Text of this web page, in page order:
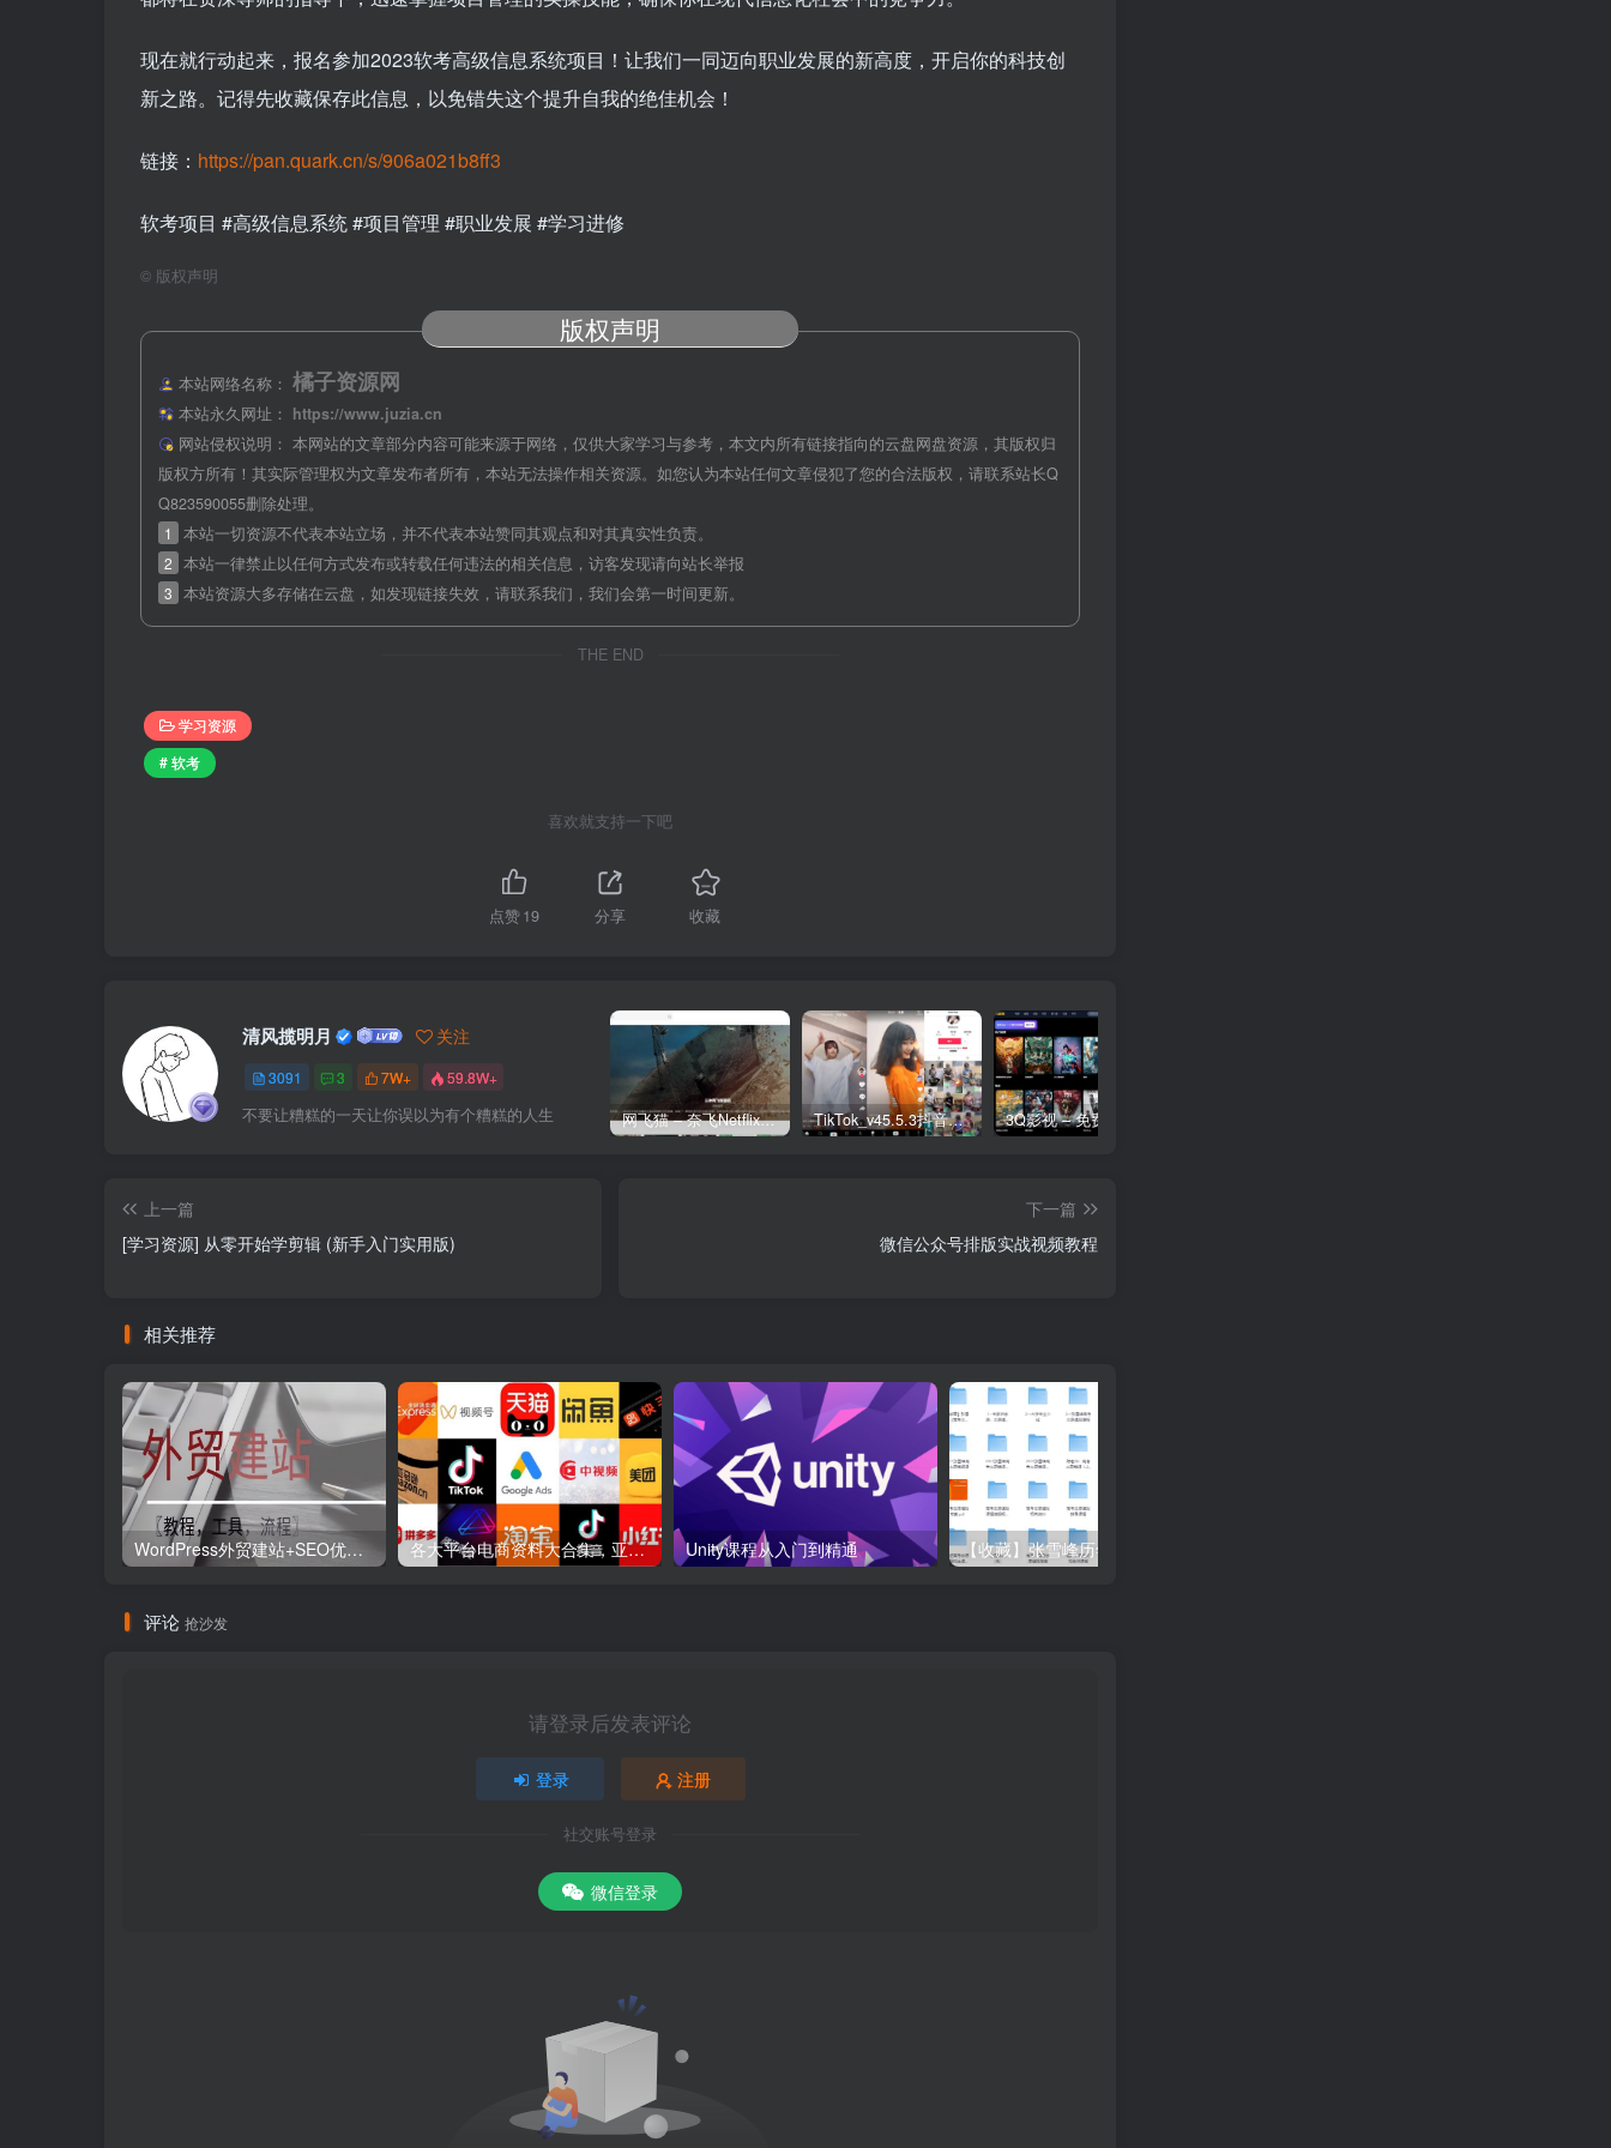
现在就行动起来，报名参加2023软考高级信息系统项目！让我们一同迈向职业发展的新高度，开启你的科技创
新之路。记得先收藏保存此信息，以免错失这个提升自我的绝佳机会！
链接： https://pan.quark.cn/s/906a021b8ff3
软考项目 #高级信息系统 #项目管理 #职业发展 #学习进修
© 版权声明
版权声明
本站网络名称： 橘子资源网
本站永久网址：
https://www.juzia.cn
网站侵权说明： 本网站的文章部分内容可能来源于网络，仅供大家学习与参考，本文内所有链接指向的云盘网盘资源，其版权归
版权方所有！其实际管理权为文章发布者所有，本站无法操作相关资源。如您认为本站任何文章侵犯了您的合法版权，请联系站长Q
Q823590055删除处理。
1 本站一切资源不代表本站立场，并不代表本站赞同其观点和对其真实性负责。
2 本站一律禁止以任何方式发布或转载任何违法的相关信息，访客发现请向站长举报
3 本站资源大多存储在云盘，如发现链接失效，请联系我们，我们会第一时间更新。
THE END
学习资源
# 软考
喜欢就支持一下吧
点赞19 分享 收藏
清风揽明月 关注
3091 3 7W+ 59.8W+
不要让糟糕的一天让你误以为有个糟糕的人生 网飞猫 – 奈飞Netflix免费看 TikTok_v45.5.3抖音国际版_免拔卡解锁全球版
上一篇
[学习资源] 从零开始学剪辑 (新手入门实用版)
下一篇
微信公众号排版实战视频教程
相关推荐
WordPress外贸建站+SEO优化课程【教程，工具，流程】 各大平台电商资料大合集，亚马逊+抖音+tiktok+美团+拼多多+淘宝+美团几十个平台 Unity课程从入门到精通
评论 抢沙发
请登录后发表评论
登录 注册
社交账号登录
微信登录